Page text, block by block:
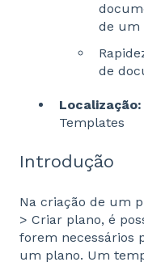
de um
de
Localização:
Templates
Introdução
Na criação de um
> Criar plano, é
forem necessários
um plano. Um